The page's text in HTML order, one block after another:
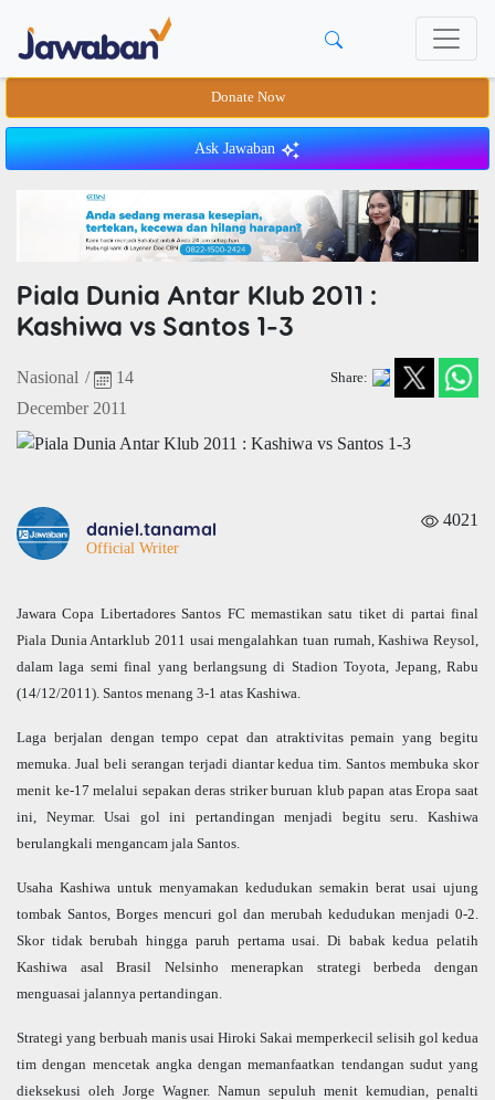
Donate Now
Ask Jawaban
Piala Dunia Antar Klub 2011 :
Kashiwa vs Santos 1-3
Nasional /
14
December 2011
Share:
daniel.tanamal
Official Writer
4021
Jawara Copa Libertadores Santos FC memastikan satu tiket di partai final
Piala Dunia Antarklub 2011 usai mengalahkan tuan rumah, Kashiwa Reysol,
dalam laga semi final yang berlangsung di Stadion Toyota, Jepang, Rabu
(14/12/2011). Santos menang 3-1 atas Kashiwa.
Laga berjalan dengan tempo cepat dan atraktivitas pemain yang begitu
memuka. Jual beli serangan terjadi diantar kedua tim. Santos membuka skor
menit ke-17 melalui sepakan deras striker buruan klub papan atas Eropa saat
ini, Neymar. Usai gol ini pertandingan menjadi begitu seru. Kashiwa
berulangkali mengancam jala Santos.
Usaha Kashiwa untuk menyamakan kedudukan semakin berat usai ujung
tombak Santos, Borges mencuri gol dan merubah kedudukan menjadi 0-2.
Skor tidak berubah hingga paruh pertama usai. Di babak kedua pelatih
Kashiwa asal Brasil Nelsinho menerapkan strategi berbeda dengan
menguasai jalannya pertandingan.
Strategi yang berbuah manis usai Hiroki Sakai memperkecil selisih gol kedua
tim dengan mencetak angka dengan memanfaatkan tendangan sudut yang
dieksekusi oleh Jorge Wagner. Namun sepuluh menit kemudian, penalti